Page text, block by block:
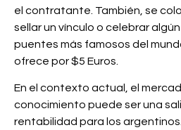
el contratante. También, se
sellar un vínculo o celebrar
puentes más famosos del
ofrece por $5 Euros.
En el contexto actual, el
conocimiento puede ser una
rentabilidad para los